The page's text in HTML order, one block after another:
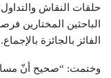
حلقات النقاش
الباحثين المختارين
الفائز بالجائزة بالإجماع.
وختمت: “صحيح أنّ مسار